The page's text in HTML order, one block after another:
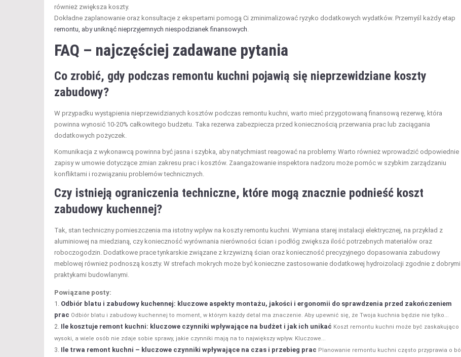
również zwiększa koszty.
Dokładne zaplanowanie oraz konsultacje z ekspertami pomogą Ci zminimalizować ryzyko dodatkowych wydatków. Przemyśl każdy etap
remontu, aby uniknąć nieprzyjemnych niespodzianek finansowych.
FAQ – najczęściej zadawane pytania
Co zrobić, gdy podczas remontu kuchni pojawią się nieprzewidziane koszty
zabudowy?
W przypadku wystąpienia nieprzewidzianych kosztów podczas remontu kuchni, warto mieć przygotowaną finansową rezerwę, która
powinna wynosić 10-20% całkowitego budżetu. Taka rezerwa zabezpiecza przed koniecznością przerwania prac lub zaciągania
dodatkowych pożyczek.
Komunikacja z wykonawcą powinna być jasna i szybka, aby natychmiast reagować na problemy. Warto również wprowadzić odpowiednie
zapisy w umowie dotyczące zmian zakresu prac i kosztów. Zaangażowanie inspektora nadzoru może pomóc w szybkim zarządzaniu
konfliktami i rozwiązaniu problemów technicznych.
Czy istnieją ograniczenia techniczne, które mogą znacznie podnieść koszt
zabudowy kuchennej?
Tak, stan techniczny pomieszczenia ma istotny wpływ na koszty remontu kuchni. Wymiana starej instalacji elektrycznej, na przykład z
aluminiowej na miedzianą, czy konieczność wyrównania nierówności ścian i podłóg zwiększa ilość potrzebnych materiałów oraz
roboczogodzin. Dodatkowe prace tynkarskie związane z krzywizną ścian oraz konieczność precyzyjnego dopasowania zabudowy
meblowej również podnoszą koszty. W strefach mokrych może być konieczne zastosowanie dodatkowej hydroizolacji zgodnie z dobrymi
praktykami budowlanymi.
Powiązane posty:
Odbiór blatu i zabudowy kuchennej: kluczowe aspekty montażu, jakości i ergonomii do sprawdzenia przed zakończeniem
prac Odbiór blatu i zabudowy kuchennej to moment, w którym każdy detal ma znaczenie. Aby upewnić się, że Twoja kuchnia będzie nie tylko...
Ile kosztuje remont kuchni: kluczowe czynniki wpływające na budżet i jak ich unikać Koszt remontu kuchni może być zaskakująco
wysoki, a wiele osób nie zdaje sobie sprawy, jakie czynniki mają na to największy wpływ. Kluczowe...
Ile trwa remont kuchni – kluczowe czynniki wpływające na czas i przebieg prac Planowanie remontu kuchni często przyprawia o ból